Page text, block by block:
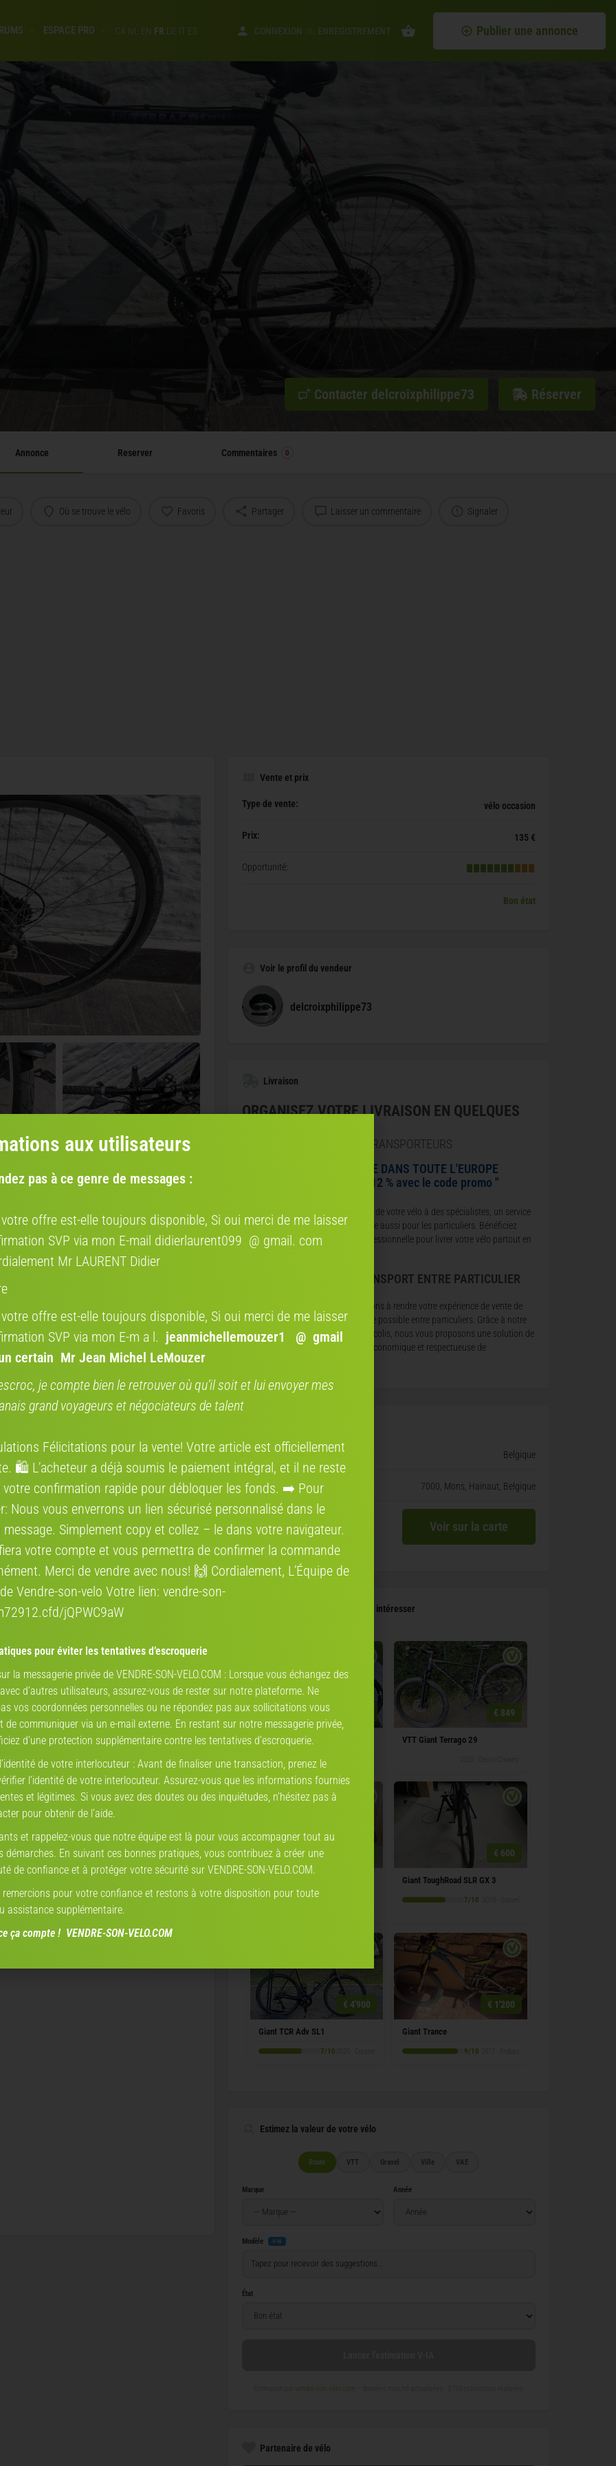
ESPACE PRO CA NL EN FR DE IT ES CONNEXION ou ENREGISTREMENT Publier une annonce
Contacter delcroixphilippe73 Réserver
Annonce Reserver Commentaires 0
Où se trouve le vélo Favoris Partager Laisser un commentaire Signaler
Terrago
VTC - Sans assistance électrique
53 (L) 191-200 cm
aluminium
et robuste, avec fourche en acier chromoly 4130
mécanique
Transmission 3x7
Triple
28"
freins à patins
Vente et prix
Type de vente: vélo occasion
Prix: 135 €
Opportunité:
Bon état
Voir le profil du vendeur
delcroixphilippe73
Livraison
ORGANISEZ VOTRE LIVRAISON EN QUELQUES
AVEC NOS PARTENAIRES TRANSPORTEURS
SHIP TO CYCLE DANS TOUTE L'EUROPE
Bénéficiez de 12 % avec le code promo "
Confiez le transport de votre vélo à des spécialistes, un service
économique et fiable aussi pour les particuliers. Bénéficiez
d’une expertise professionnelle pour livrer votre vélo partout en
COCOLIS, TRANSPORT ENTRE PARTICULIER
Nous nous engageons à rendre votre expérience de vente de
vélo aussi fluide que possible entre particuliers. Grâce à notre
partenariat avec Cocolis, nous vous proposons une solution de
livraison pratique, économique et respectueuse de
Région: Belgique
Adresse: 7000, Mons, Hainaut, Belgique
Itinéraire:
Voir sur la carte
Annonces qui pourraient vous intéresser
GIANT Terrago 29
2019 · Cross-Country
€ 849
VTT Giant Terrago 29
2013
€ 600
Giant ToughRoad SLR GX 3
7/10
€ 4'900
Giant TCR Adv SL1
7/10
€ 1'200
Giant Trance
9/10
Estimez la valeur de votre vélo
Route VTT Gravel Ville VAE
Marque Année
Modèle V-IA
État
Estimation parvendre-son-velo.com
Partenaire de vélo
aux utilisateurs
pas à ce genre de messages :
offre est-elle toujours disponible, Si oui merci de me laisser
SVP via mon E-mail didierlaurent099 @ gmail. com
Mr LAURENT Didier
offre est-elle toujours disponible, Si oui merci de me laisser
SVP via mon E-m a l. jeanmichellemouzer1 @ gmail
certain Mr Jean Michel LeMouzer
je compte bien le retrouver où qu’il soit et lui envoyer mes
grand voyageurs et négociateurs de talent
Félicitations pour la vente! Votre article est officiellement
🛍️ L’acheteur a déjà soumis le paiement intégral, et il ne reste
votre confirmation rapide pour débloquer les fonds. ➡️ Pour
Nous vous enverrons un lien sécurisé personnalisé dans le
Simplement сору et collez – le dans votre navigateur.
votre compte et vous permettra de confirmer la commande
Merci de vendre avec nous! 🙌 Cordialement, L’Équipe de
Vendre-son-velo Votre lien: vendre-son-
jQPWC9aW
pour éviter les tentatives d’escroquerie
la messagerie privée de VENDRE-SON-VELO.COM : Lorsque vous échangez des
d’autres utilisateurs, assurez-vous de rester sur notre plateforme. Ne
vos coordonnées personnelles ou ne répondez pas aux sollicitations vous
de communiquer via un e-mail externe. En restant sur notre messagerie privée,
d’une protection supplémentaire contre les tentatives d’escroquerie.
de votre interlocuteur : Avant de finaliser une transaction, prenez le
l’identité de votre interlocuteur. Assurez-vous que les informations fournies
et légitimes. Si vous avez des doutes ou des inquiétudes, n’hésitez pas à
pour obtenir de l’aide.
et rappelez-vous que notre équipe est là pour vous accompagner tout au
démarches. En suivant ces bonnes pratiques, vous contribuez à créer une
de confiance et à protéger votre sécurité sur VENDRE-SON-VELO.COM.
remercions pour votre confiance et restons à votre disposition pour toute
assistance supplémentaire.
ça compte ! VENDRE-SON-VELO.COM